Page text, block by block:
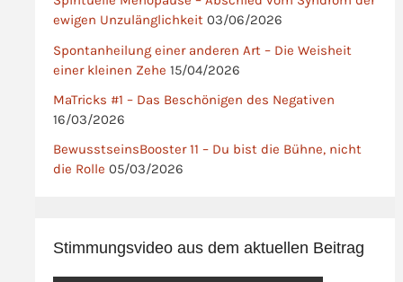
ewigen Unzulänglichkeit 03/06/2026
Spontanheilung einer anderen Art – Die Weisheit
einer kleinen Zehe 15/04/2026
MaTricks #1 – Das Beschönigen des Negativen
16/03/2026
BewusstseinsBooster 11 – Du bist die Bühne, nicht
die Rolle 05/03/2026
Stimmungsvideo aus dem aktuellen Beitrag